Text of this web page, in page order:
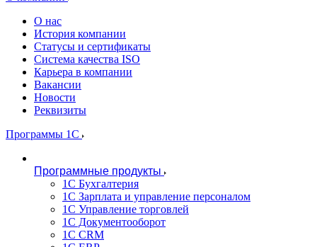
О нас
История компании
Статусы и сертификаты
Система качества ISO
Карьера в компании
Вакансии
Новости
Реквизиты
Программы 1С
Программные продукты
1С Бухгалтерия
1С Зарплата и управление персоналом
1С Управление торговлей
1С Документооборот
1С CRM